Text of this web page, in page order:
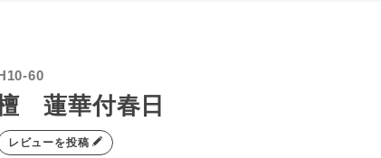
60
蓮華付春日
レビューを投稿